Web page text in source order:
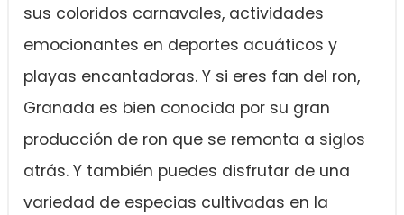
sus coloridos carnavales, actividades
emocionantes en deportes acuáticos y
playas encantadoras. Y si eres fan del ron,
Granada es bien conocida por su gran
producción de ron que se remonta a siglos
atrás. Y también puedes disfrutar de una
variedad de especias cultivadas en la